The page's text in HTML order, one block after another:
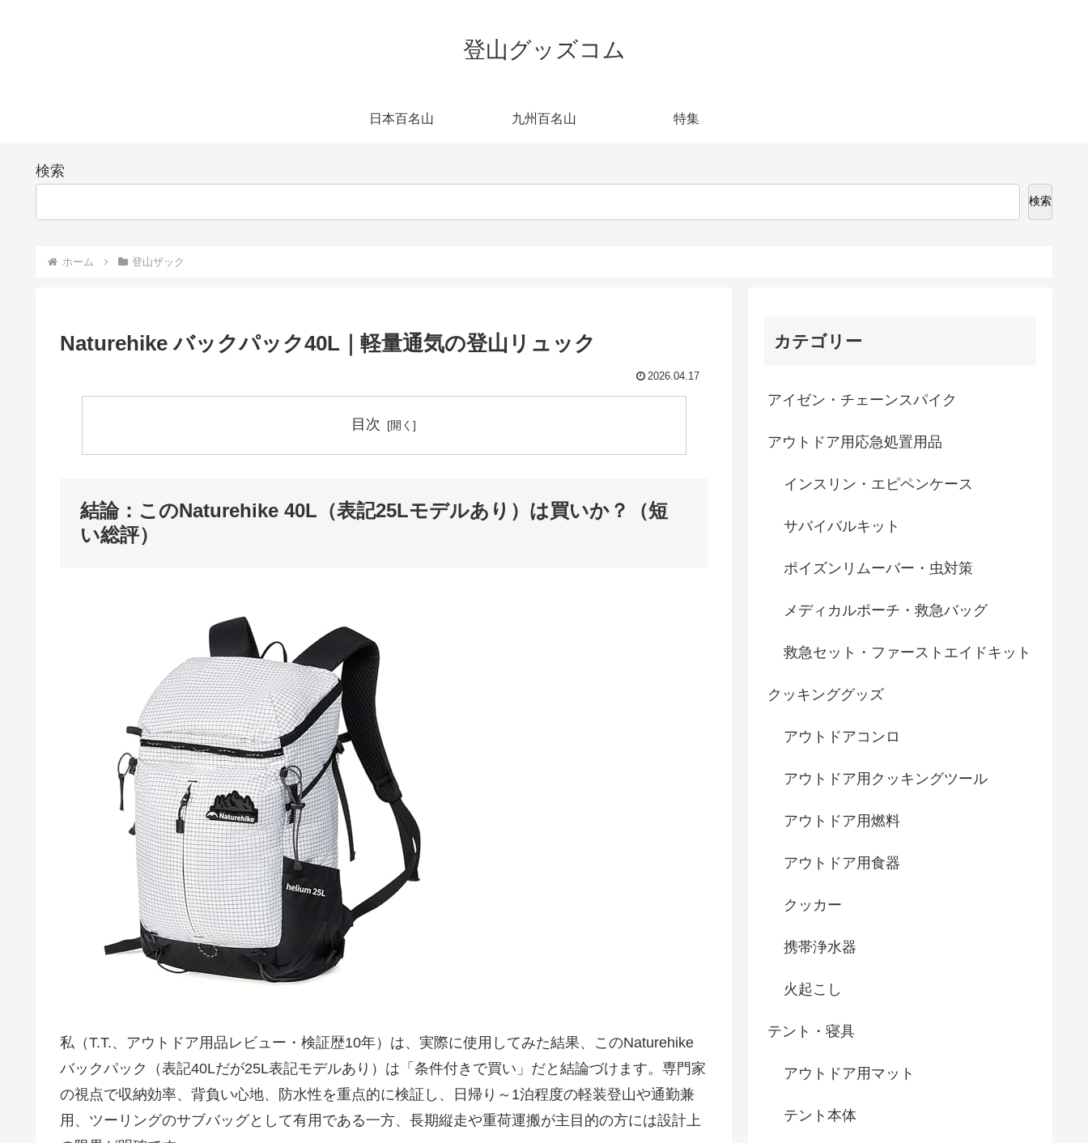
登山グッズコム
日本百名山 九州百名山 特集
検索
検索
ホーム 登山ザック
Naturehike バックパック40L｜軽量通気の登山リュック
2026.04.17
目次
結論：このNaturehike 40L（表記25Lモデルあり）は買いか？（短
い総評）
私（T.T.、アウトドア用品レビュー・検証歴10年）は、実際に使用してみた結果、このNaturehike
バックパック（表記40Lだが25L表記モデルあり）は「条件付きで買い」だと結論づけます。専門家
の視点で収納効率、背負い心地、防水性を重点的に検証し、日帰り～1泊程度の軽装登山や通勤兼
用、ツーリングのサブバッグとして有用である一方、長期縦走や重荷運搬が主目的の方には設計上
カテゴリー
アイゼン・チェーンスパイク
アウトドア用応急処置用品
インスリン・エピペンケース
サバイバルキット
ポイズンリムーバー・虫対策
メディカルポーチ・救急バッグ
救急セット・ファーストエイドキット
クッキンググッズ
アウトドアコンロ
アウトドア用クッキングツール
アウトドア用燃料
アウトドア用食器
クッカー
携帯浄水器
火起こし
テント・寝具
アウトドア用マット
テント本体